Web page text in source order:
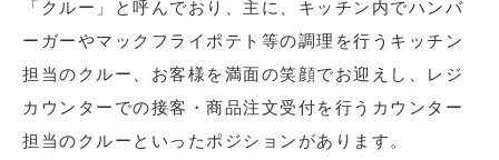
「クルー」と呼んでおり、主に、キッチン内でハンバ
ーガーやマックフライポテト等の調理を行うキッチン
担当のクルー、お客様を満面の笑顔でお迎えし、レジ
カウンターでの接客・商品注文受付を行うカウンター
担当のクルーといったポジションがあります。